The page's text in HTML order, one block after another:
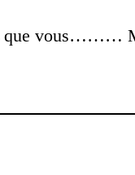
que vous………